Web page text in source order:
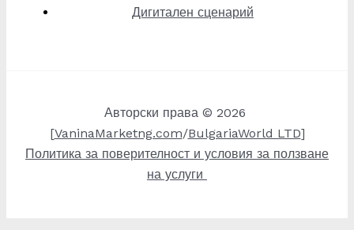
Дигитален сценарий
Авторски права © 2026
[VaninaMarketng.com/BulgariaWorld LTD]
Политика за поверителност и условия за ползване
на услуги